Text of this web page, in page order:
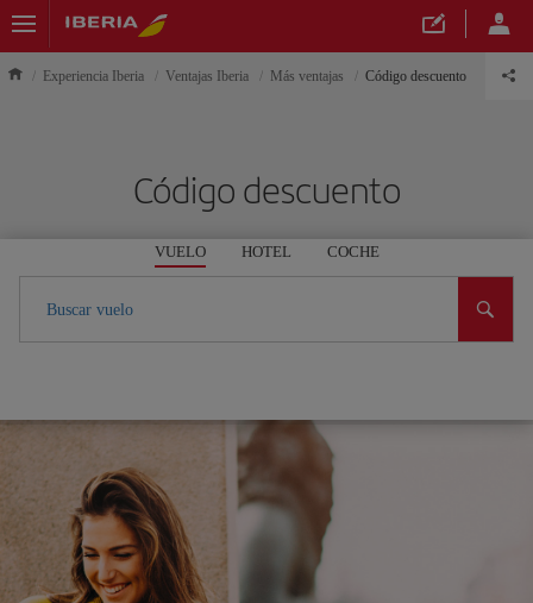
Experiencia Iberia Ventajas Iberia Más ventajas Código descuento
Código descuento
VUELO HOTEL COCHE
Buscar vuelo